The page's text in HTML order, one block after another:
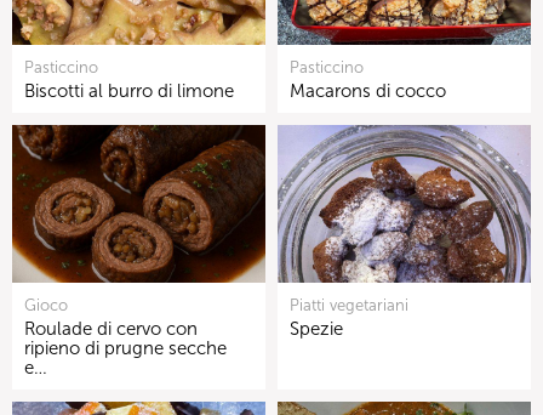
Pasticcino
Biscotti al burro di limone
Pasticcino
Macarons di cocco
Gioco
Roulade di cervo con
ripieno di prugne secche
e…
Piatti vegetariani
Spezie